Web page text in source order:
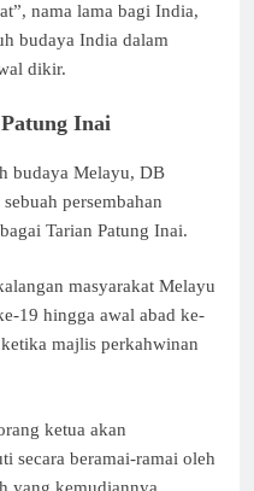
nama lama bagi India,
budaya India dalam
dikir.
Inai
budaya Melayu, DB
persembahan
Tarian Patung Inai.
masyarakat Melayu
19 hingga awal abad ke-
majlis perkahwinan
ketua akan
secara beramai-ramai oleh
yang kemudiannya